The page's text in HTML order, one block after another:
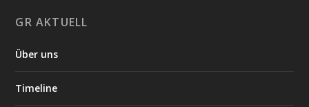
GR AKTUELL
Über uns
Timeline